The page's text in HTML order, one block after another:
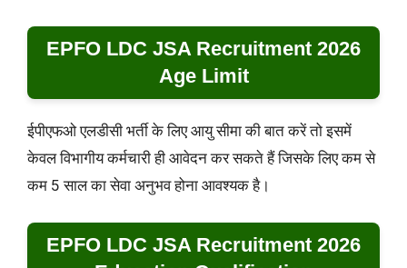
EPFO LDC JSA Recruitment 2026
Age Limit
ईपीएफओ एलडीसी भर्ती के लिए आयु सीमा की बात करें तो इसमें
केवल विभागीय कर्मचारी ही आवेदन कर सकते हैं जिसके लिए कम से
कम 5 साल का सेवा अनुभव होना आवश्यक है।
EPFO LDC JSA Recruitment 2026